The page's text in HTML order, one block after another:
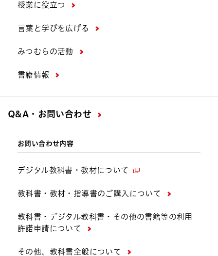
授業に役立つ
言葉と学びを広げる
みつむらの活動
書籍情報
Q&A・お問い合わせ
お問い合わせ内容
デジタル教科書・教材について
教科書・教材・指導書のご購入について
教科書・デジタル教科書・その他の書籍等の利用
許諾申請について
その他、教科書全般について